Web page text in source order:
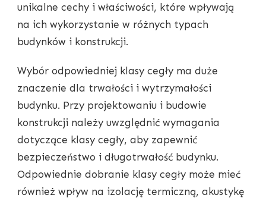
unikalne cechy i właściwości, które wpływają
na ich wykorzystanie w różnych typach
budynków i konstrukcji.
Wybór odpowiedniej klasy cegły ma duże
znaczenie dla trwałości i wytrzymałości
budynku. Przy projektowaniu i budowie
konstrukcji należy uwzględnić wymagania
dotyczące klasy cegły, aby zapewnić
bezpieczeństwo i długotrwałość budynku.
Odpowiednie dobranie klasy cegły może mieć
również wpływ na izolację termiczną, akustykę